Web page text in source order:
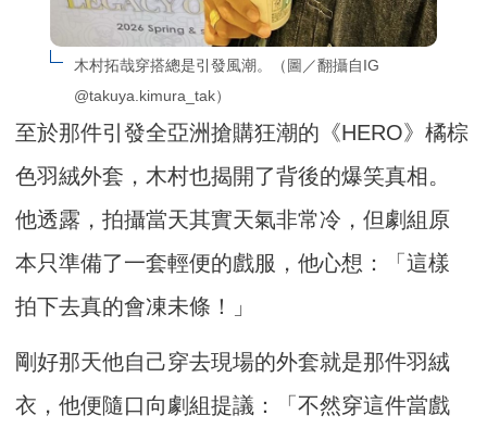
木村拓哉穿搭總是引發風潮。（圖／翻攝自IG
@takuya.kimura_tak）
至於那件引發全亞洲搶購狂潮的《HERO》橘棕
色羽絨外套，木村也揭開了背後的爆笑真相。
他透露，拍攝當天其實天氣非常冷，但劇組原
本只準備了一套輕便的戲服，他心想：「這樣
拍下去真的會凍未條！」
剛好那天他自己穿去現場的外套就是那件羽絨
衣，他便隨口向劇組提議：「不然穿這件當戲